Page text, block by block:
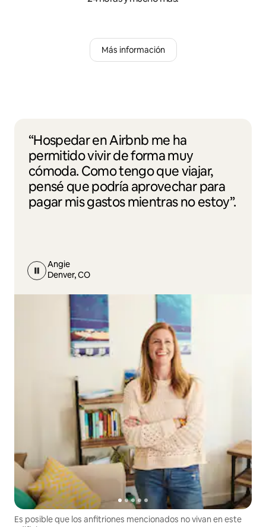
Más información
“Hospedar en Airbnb me ha
permitido vivir de forma muy
cómoda. Como tengo que viajar,
pensé que podría aprovechar para
pagar mis gastos mientras no estoy”.
Angie
Denver, CO
Es posible que los anfitriones mencionados no vivan en este